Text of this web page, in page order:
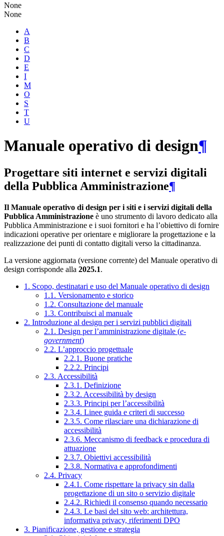
None
None
A
B
C
D
E
I
M
O
S
T
U
Manuale operativo di design¶
Progettare siti internet e servizi digitali
della Pubblica Amministrazione¶
Il Manuale operativo di design per i siti e i servizi digitali della
Pubblica Amministrazione è uno strumento di lavoro dedicato alla
Pubblica Amministrazione e i suoi fornitori e ha l’obiettivo di fornire
indicazioni operative per orientare e migliorare la progettazione e la
realizzazione dei punti di contatto digitali verso la cittadinanza.
La versione aggiornata (versione corrente) del Manuale operativo di
design corrisponde alla 2025.1.
1. Scopo, destinatari e uso del Manuale operativo di design
1.1. Versionamento e storico
1.2. Consultazione del manuale
1.3. Contribuisci al manuale
2. Introduzione al design per i servizi pubblici digitali
2.1. Design per l’amministrazione digitale (e-
government)
2.2. L’approccio progettuale
2.2.1. Buone pratiche
2.2.2. Principi
2.3. Accessibilità
2.3.1. Definizione
2.3.2. Accessibilità by design
2.3.3. Principi per l’accessibilità
2.3.4. Linee guida e criteri di successo
2.3.5. Come rilasciare una dichiarazione di
accessibilità
2.3.6. Meccanismo di feedback e procedura di
attuazione
2.3.7. Obiettivi accessibilità
2.3.8. Normativa e approfondimenti
2.4. Privacy
2.4.1. Come rispettare la privacy sin dalla
progettazione di un sito o servizio digitale
2.4.2. Richiedi il consenso quando necessario
2.4.3. Le basi del sito web: architettura,
informativa privacy, riferimenti DPO
3. Pianificazione, gestione e strategia